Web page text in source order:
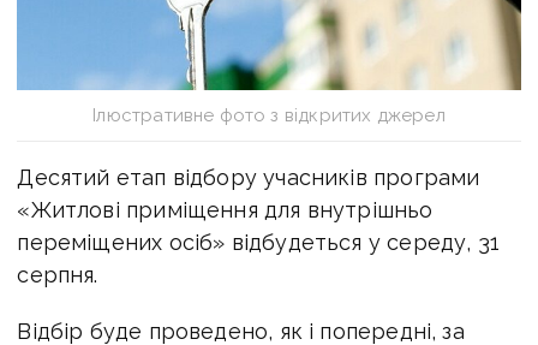
Ілюстративне фото з відкритих джерел
Десятий етап відбору учасників програми
«Житлові приміщення для внутрішньо
переміщених осіб» відбудеться у середу, 31
серпня.
Відбір буде проведено, як і попередні, за